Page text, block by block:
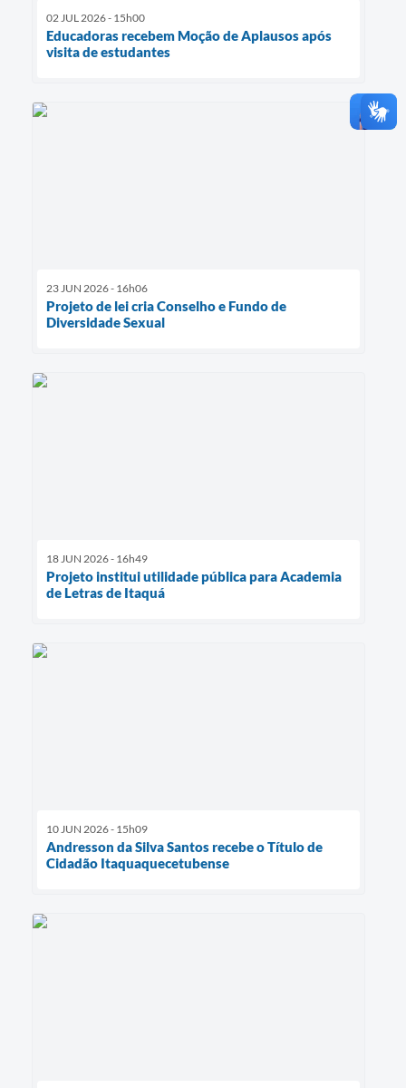
02 JUL 2026 - 15h00
Educadoras recebem Moção de Aplausos após
visita de estudantes
23 JUN 2026 - 16h06
Projeto de lei cria Conselho e Fundo de
Diversidade Sexual
18 JUN 2026 - 16h49
Projeto institui utilidade pública para Academia
de Letras de Itaquá
10 JUN 2026 - 15h09
Andresson da Silva Santos recebe o Título de
Cidadão Itaquaquecetubense